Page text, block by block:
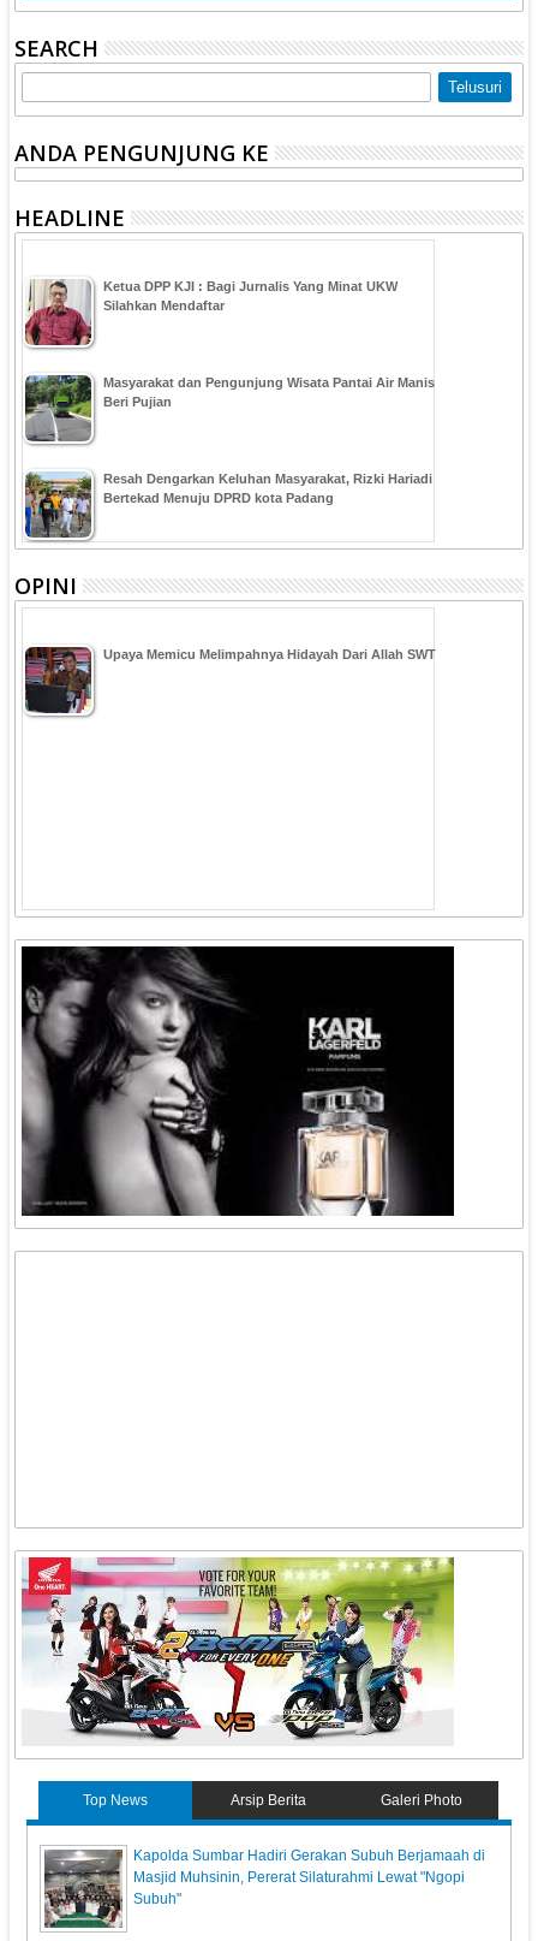
SEARCH
ANDA PENGUNJUNG KE
HEADLINE
Ketua DPP KJI : Bagi Jurnalis Yang Minat UKW
Silahkan Mendaftar
Masyarakat dan Pengunjung Wisata Pantai Air Manis
Beri Pujian
Resah Dengarkan Keluhan Masyarakat, Rizki Hariadi
Bertekad Menuju DPRD kota Padang
OPINI
Upaya Memicu Melimpahnya Hidayah Dari Allah SWT
Top News Arsip Berita Galeri Photo
Kapolda Sumbar Hadiri Gerakan Subuh Berjamaah di
Masjid Muhsinin, Pererat Silaturahmi Lewat "Ngopi
Subuh"